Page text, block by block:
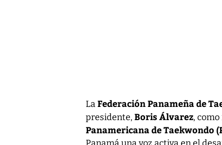
LaFederación Panameña de
presidente, Boris Álvarez,
Panamericana de Taekwondo